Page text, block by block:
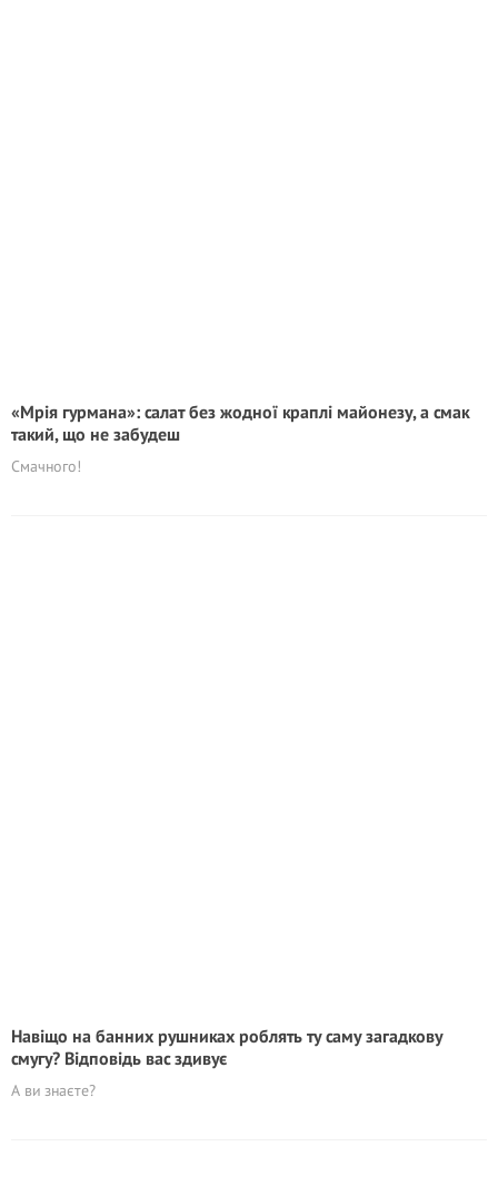
«Мрія гурмана»: салат без жодної краплі майонезу, а смак
такий, що не забудеш
Смачного!
Навіщо на банних рушниках роблять ту саму загадкову
смугу? Відповідь вас здивує
А ви знаєте?